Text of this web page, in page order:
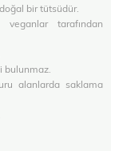
bir tütsüdür.
veganlar tarafından
bulunmaz.
alanlarda saklama